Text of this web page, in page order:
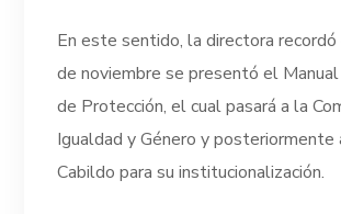
En este sentido, la directora
de noviembre se presentó el
de Protección, el cual pasará a la
Igualdad y Género y
Cabildo para su institucionalización.